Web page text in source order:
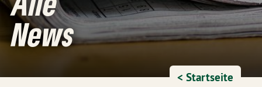
News
< Startseite